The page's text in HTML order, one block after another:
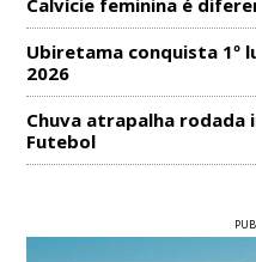
Calvície feminina é
Ubiretama conquista 1º
2026
Chuva atrapalha rodada
Futebol